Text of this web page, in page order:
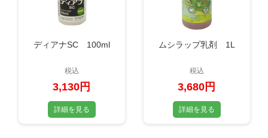
ディアナSC 100ml
税込
3,130円
詳細を見る
ムシラップ乳剤 1L
税込
3,680円
詳細を見る